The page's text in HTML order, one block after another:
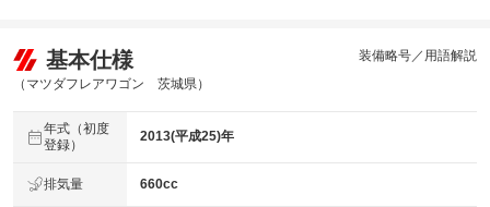
基本仕様
（マツダフレアワゴン 茨城県）
装備略号／用語解説
年式（初度
登録）
2013(平成25)年
排気量 660cc